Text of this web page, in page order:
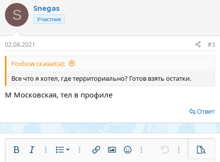
S Snegas
Участник
02.08.2021 #3
Foxbow сказал(а):
Все что я хотел, где территориально? Готов взять остатки.
М Московская, тел в профиле
Ответ
Полужирный
КурсивДополнительные параметры...
СписокНумерованный список
Дополнительные параметры...
СсылкаИзображение
СмайлыДополнительные
Отменить